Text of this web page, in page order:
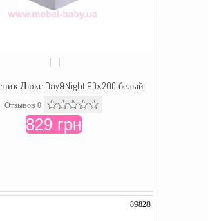
Люкс Day&Night 90х200 белый
Отзывов 0
829 грн
89828